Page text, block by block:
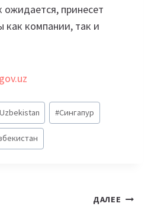
ожидается, принесет
как компании, так и
#Сингапур
ДАЛЕЕ